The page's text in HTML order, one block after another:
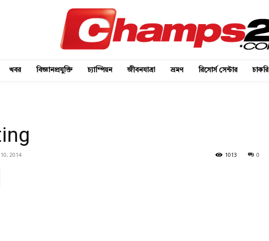
খবর বিজ্ঞানপ্রযুক্তি চ্যাম্পিয়ন জীবনযাত্রা ভ্রমণ রিসোর্স সেন্টার চাকরি
2014 0
1013